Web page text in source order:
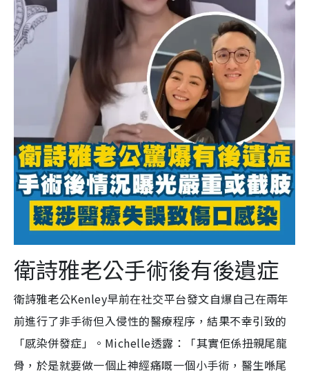
衛詩雅老公手術後有後遺症
衛詩雅老公Kenley早前在社交平台發文自爆自己在兩年
前進行了非手術但入侵性的醫療程序，結果不幸引致的
「感染併發症」。Michelle透露：「其實佢係扭親尾龍
骨，於是就要做一個止神經痛嘅一個小手術，醫生喺尾